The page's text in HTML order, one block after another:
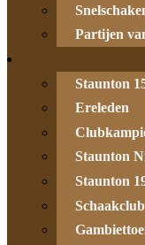
Partijen
Staunton
Ereleden
Staunton
Staunton